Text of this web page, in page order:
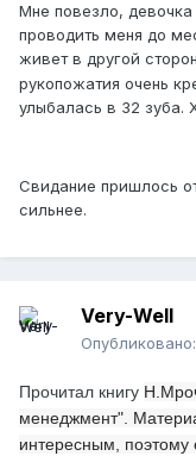
Мне повезло,
проводить меня до
живет в другой
рукопожатия очень
улыбалась в 32 зуба.
Свидание пришлось
сильнее.
Very-Well
Опубликовано:
Прочитал книгу
менеджмент".
интересным, поэтому